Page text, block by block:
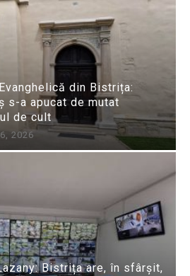
din Bistrița:
s-a apucat de mutat
de cult
2026
Bistrița are, în sfârșit,